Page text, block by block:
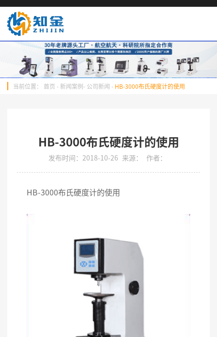
当前位置： 首页 - 新闻案例- 公司新闻 - HB-3000布氏硬度计的使用
HB-3000布氏硬度计的使用
发布时间：2018-10-26 来源： 作者：
HB-3000布氏硬度计的使用